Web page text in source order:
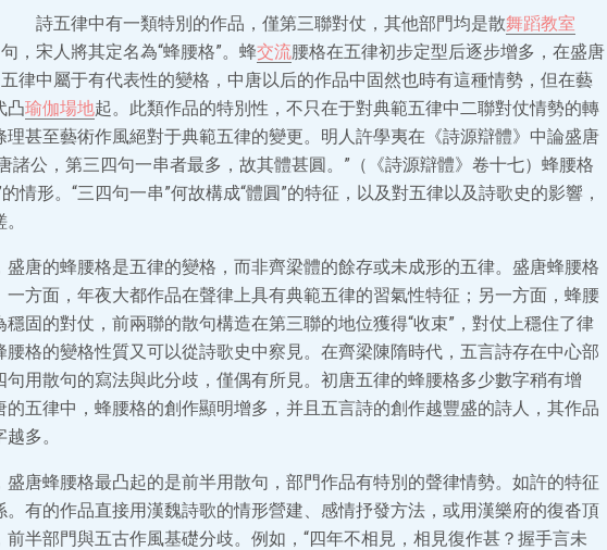
詩五律中有一類特別的作品，僅第三聯對仗，其他部門均是散舞蹈教室
句，宋人將其定名為“蜂腰格”。蜂交流腰格在五律初步定型后逐步增多，在盛唐
五律中屬于有代表性的變格，中唐以后的作品中固然也時有這種情勢，但在藝
凸瑜伽場地起。此類作品的特別性，不只在于對典範五律中二聯對仗情勢的轉
理甚至藝術作風絕對于典範五律的變更。明人許學夷在《詩源辯體》中論盛唐
諸公，第三四句一串者最多，故其體甚圓。”（《詩源辯體》卷十七）蜂腰格
情形。“三四句一串”何故構成“體圓”的特征，以及對五律以及詩歌史的影響，
盛唐的蜂腰格是五律的變格，而非齊梁體的餘存或未成形的五律。盛唐蜂腰格
一方面，年夜大都作品在聲律上具有典範五律的習氣性特征；另一方面，蜂腰
固的對仗，前兩聯的散句構造在第三聯的地位獲得“收束”，對仗上穩住了律
格的變格性質又可以從詩歌史中察見。在齊梁陳隋時代，五言詩存在中心部
句用散句的寫法與此分歧，僅偶有所見。初唐五律的蜂腰格多少數字稍有增
五律中，蜂腰格的創作顯明增多，并且五言詩的創作越豐盛的詩人，其作品
多。
盛唐蜂腰格最凸起的是前半用散句，部門作品有特別的聲律情勢。如許的特征
。有的作品直接用漢魏詩歌的情形營建、感情抒發方法，或用漢樂府的復沓頂
半部門與五古作風基礎分歧。例如，“四年不相見，相見復作甚？握手言未